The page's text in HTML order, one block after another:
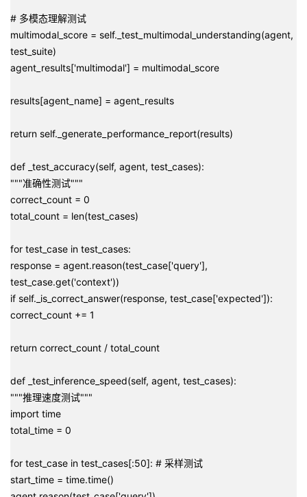
# 多模态理解测试
multimodal_score = self._test_multimodal_understanding(agent,
test_suite)
agent_results['multimodal'] = multimodal_score
results[agent_name] = agent_results
return self._generate_performance_report(results)
def _test_accuracy(self, agent, test_cases):
"""准确性测试"""
correct_count = 0
total_count = len(test_cases)
for test_case in test_cases:
response = agent.reason(test_case['query'],
test_case.get('context'))
if self._is_correct_answer(response, test_case['expected']):
correct_count += 1
return correct_count / total_count
def _test_inference_speed(self, agent, test_cases):
"""推理速度测试"""
import time
total_time = 0
for test_case in test_cases[:50]: # 采样测试
start_time = time.time()